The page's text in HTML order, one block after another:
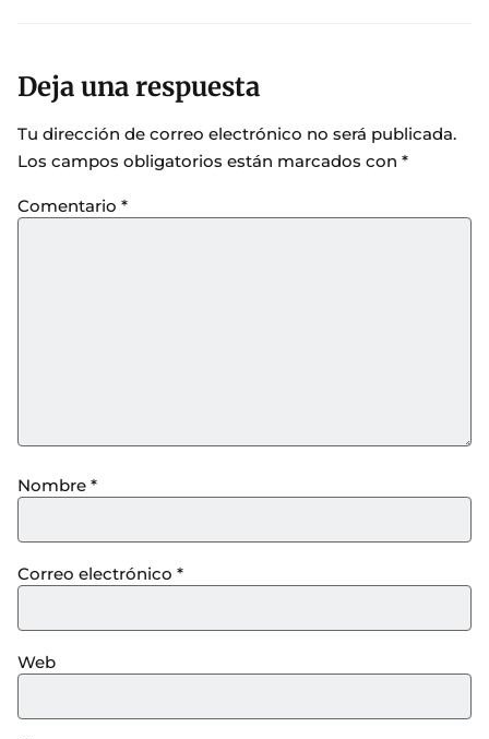
Deja una respuesta
Tu dirección de correo electrónico no será publicada.
Los campos obligatorios están marcados con *
Comentario *
Nombre *
Correo electrónico *
Web